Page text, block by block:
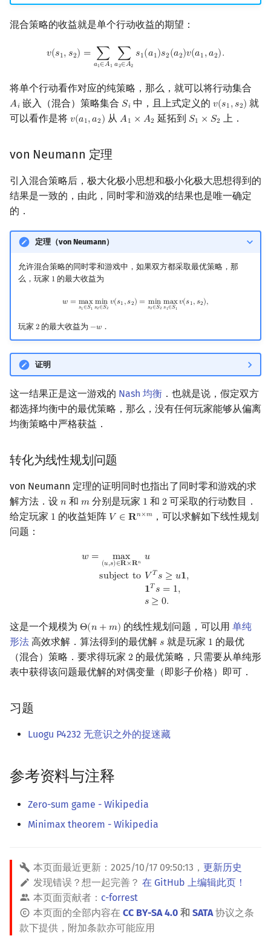
混合策略的收益就是单个行动收益的期望：
𝑣(𝑠1, 𝑠2) = ∑
𝑎1∈𝐴1
∑
𝑎2∈𝐴2
𝑠1(𝑎1)𝑠2(𝑎2)𝑣(𝑎1,𝑎2).
v(s1, 2)=∑ a1 ∈A1 a2∈ A2s1( a1)s2(a2)v( a ,a2
将单个行动看作对应的纯策略，那么，就可以将行动集合
𝐴𝑖
Ai 嵌入（混合）策略集合 𝑆𝑖
Si 中，且上式定义的𝑣(𝑠1,𝑠2)
v(s1,s2) 就
可以看作是将 𝑣(𝑎1,𝑎2)
v(a1,a2) 从 𝐴1 × 𝐴2
A1× A2 延拓到 𝑆1 × 𝑆2
S1 ×S 2 上．
von Neumann 定理
引入混合策略后，极大化极小思想和极小化极大思想得到的
结果是一致的，由此，同时零和游戏的结果也是唯一确定
的．
定理（von Neumann）
允许混合策略的同时零和游戏中，如果双方都采取最优策略，那
么，玩家 1
1的最大收益为
𝑤 = max
𝑠1∈𝑆1 min
𝑠2∈𝑆2 𝑣(𝑠1 ,𝑠2) = min
𝑠2∈𝑆2 max
𝑠1∈𝑆1 𝑣(𝑠1,𝑠2),
1∈ S1 mins 2∈S 2v (s s ) =mins2 ∈S2max ∈ S
玩家 2
2的最大收益为 −𝑤
−w ．
证明
这一结果正是这一游戏的 Nash 均衡 ．也就是说，假定双方
都选择均衡中的最优策略，那么，没有任何玩家能够从偏离
均衡策略中严格获益．
转化为线性规划问题
von Neumann 定理的证明同时也指出了同时零和游戏的求
解方法．设 𝑛
n 和 𝑚
m分别是玩家 1
1 和 2
2可采取的行动数目．
给定玩家 1
1 的收益矩阵 𝑉 ∈ 𝐑𝑛×𝑚
V∈R n×m
，可以求解如下线性规划
问题：
𝑤 = max
(𝑢,𝑠)∈𝐑×𝐑𝑛 𝑢
subject to 𝑉 𝑇𝑠 ≥ 𝑢𝟏,
𝟏𝑇𝑠 = 1,
𝑠 ≥ 0.
)∈ R× R nusubject to
这是一个规模为 Θ(𝑛 +𝑚)
Θ(n+ m ) 的线性规划问题，可以用单纯
形法 高效求解．算法得到的最优解 𝑠
s 就是玩家 1
1 的最优
（混合）策略．要求得玩家 2
2 的最优策略，只需要从单纯形
表中获得该问题最优解的对偶变量（即影子价格）即可．
习题
Luogu P4232 无意识之外的捉迷藏
参考资料与注释
Zero-sum game - Wikipedia
Minimax theorem - Wikipedia
本页面最近更新： 2025/10/17 09:50:13 ， 更新历史
发现错误？想一起完善？ 在 GitHub 上编辑此页！
本页面贡献者： c-forrest
本页面的全部内容在 CC BY-SA 4.0 和 SATA协议之条
款下提供，附加条款亦可能应用